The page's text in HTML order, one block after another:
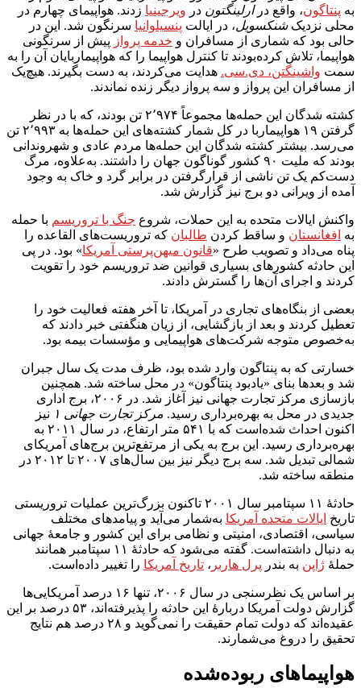
به پنتاگون، واقع درارلینگتون در ویرجینیا زدند. هواپیمای چهارم در
محلی نزدیکشنکسویل، در ایالت پنسیلوانیا سرنگون شد. این در
حالی بود که شماری از مسافران و خدمه پرواز پیش از سرنگونی
هواپیما، تلاش کرده‌بودند تا کنترل هواپیما را که هواپیماربایان آن را به
سمت واشینگتن، دی.سی. هدایت می‌کردند، به دست بگیرند. هیچ‌یک
از مسافران این پرواز و سه پرواز دیگر زنده نماندند.
کشته شدگان این حمله‌ها مجموعاً ۲٬۹۷۴ تن بودند، که با در نظر
گرفتن ۱۹ هواپیماربا در کل شمار کشته‌های این حمله‌ها به ۲٬۹۹۳ تن
می‌رسد. بیشتر کشته شدگان این حمله‌ها مردم عادی و شهروندانی
بودند که ملیت ۹۰ کشور گوناگون جهان را داشتند. به‌علاوه، مرگ
دست‌کم یک تن ناشی از قرارگرفتن در برابر گرد و خاک به وجود
آمده از ویرانی دو برج نیز گزارش شد.
واکنش ایالات متحده به این حملات، شروع جنگ با تروریسم با حمله
به افغانستان و ساقط کردن طالبان که تروریست‌های القاعده را
پناه می‌داد و تصویب طرح «قانون میهن‌پرستی آمریکا» بود. در پی
این حادثه کشورهای بسیاری قوانین ضد تروریسم خود را تقویت
کردند و اجرای آن‌ها را گسترش دادند.
بعضی از بنگاه‌های تجاری در آمریکا، تا آخر هفته فعالیت خود را
تعطیل کردند و بعد از بازگشایی، از زیان هنگفتی خبر دادند که
به‌خصوص متوجه شرکت‌های هواپیمایی و مؤسسات بیمه بود.
خسارتی که به پنتاگون وارد شده بود، ظرف مدت یک سال جبران
شد و بعدها بنای «یادبود پنتاگون» در محل ساخته شد. همچنین
بازسازی مرکز تجارت جهانی نیز آغاز شد. در ۲۰۰۶، برج اداری
جدیدی در محل به بهره‌برداری رسید. مرکز تجارت جهانی ۱
نیز
اکنون احداث شده‌است که با ۵۴۱ متر ارتفاع، در سال ۲۰۱۱ به
بهره‌برداری رسید. این برج به یکی از مرتفع‌ترین برج‌های آمریکای
شمالی تبدیل شد. سه برج دیگر نیز بین سال‌های ۲۰۰۷ تا ۲۰۱۲ در
منطقه ساخته شد.
حادثهٔ ۱۱ سپتامبر سال ۲۰۰۱ تاکنون بزرگ‌ترین عملیات تروریستی
تاریخ ایالات متحده آمریکا به‌شمار می‌آید و پیامدهای مختلف
سیاسی، اقتصادی، امنیتی و نظامی برای این کشور و جامعهٔ جهانی
به دنبال داشته‌است. گفته می‌شود که حادثهٔ ۱۱ سپتامبر همانند
حملهٔ ژاپن به بندر پرل هاربر ، تاریخ آمریکا را تغییر داده‌است.
بر اساس یک نظرسنجی در سال ۲۰۰۶، تنها ۱۶ درصد آمریکایی‌ها
گزارش دولت آمریکا دربارهٔ این حادثه را پذیرفته‌اند، ۵۳ درصد بر این
عقیده‌اند که دولت تمام حقیقت را نمی‌گوید و ۲۸ درصد هم نتایج
تحقیق را دروغ می‌شمارند.
هواپیماهای ربوده‌شده